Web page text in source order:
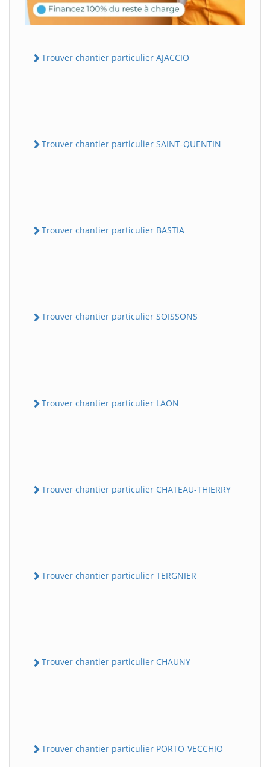
Trouver chantier particulier AJACCIO
Trouver chantier particulier SAINT-QUENTIN
Trouver chantier particulier BASTIA
Trouver chantier particulier SOISSONS
Trouver chantier particulier LAON
Trouver chantier particulier CHATEAU-THIERRY
Trouver chantier particulier TERGNIER
Trouver chantier particulier CHAUNY
Trouver chantier particulier PORTO-VECCHIO